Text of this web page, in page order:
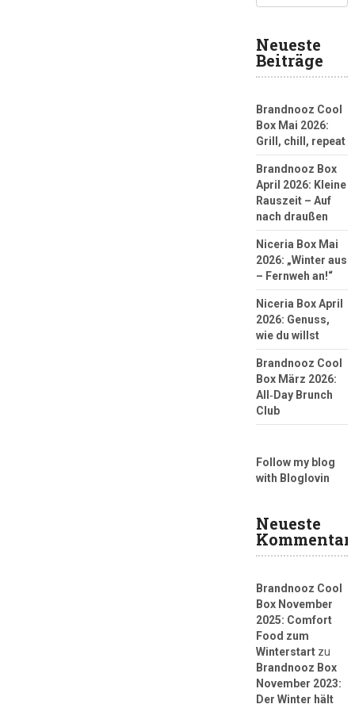
Neueste
Beiträge
Brandnooz Cool
Box Mai 2026:
Grill, chill, repeat
Brandnooz Box
April 2026: Kleine
Rauszeit – Auf
nach draußen
Niceria Box Mai
2026: „Winter aus
– Fernweh an!“
Niceria Box April
2026: Genuss,
wie du willst
Brandnooz Cool
Box März 2026:
All‑Day Brunch
Club
Follow my blog
with Bloglovin
Neueste
Brandnooz Cool
Box November
2025: Comfort
Food zum
Winterstartzu
Brandnooz Box
November 2023:
Der Winter hält